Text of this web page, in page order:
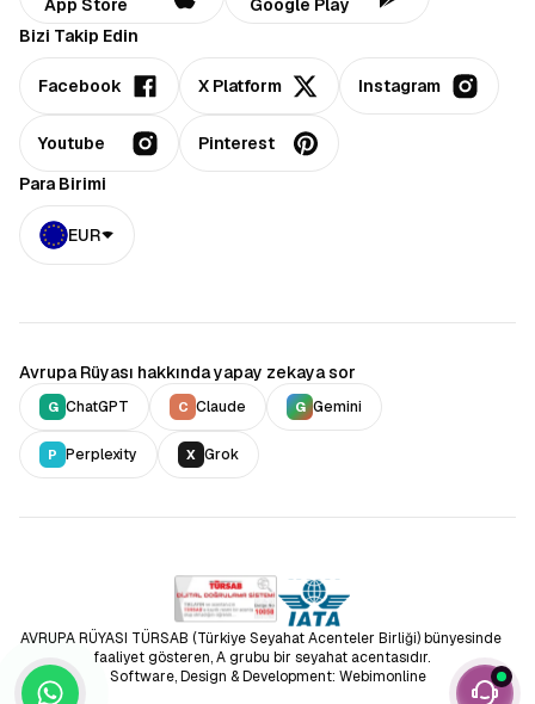
App Store
Google Play
Bizi Takip Edin
Facebook X Platform Instagram
Youtube
Pinterest
Para Birimi
EUR
Avrupa Rüyası hakkında yapay zekaya sor
G ChatGPT C Claude G Gemini
P Perplexity X Grok
AVRUPA RÜYASI TÜRSAB (Türkiye Seyahat Acenteler Birliği) bünyesinde
faaliyet gösteren, A grubu bir seyahat acentasıdır.
Software, Design & Development: Webimonline